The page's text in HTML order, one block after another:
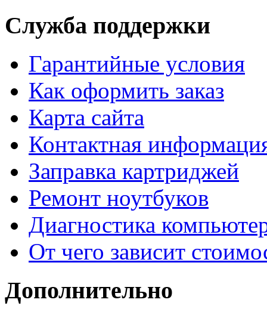
Служба поддержки
Гарантийные условия
Как оформить заказ
Карта сайта
Контактная
Заправка картриджей
Ремонт ноутбуков
Диагностика
От чего зависит
Дополнительно